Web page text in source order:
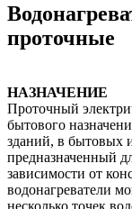
проточные
НАЗНАЧЕНИЕ
Проточный
бытового
зданий, в бытовых
предназначенный
зависимости от
водонагреватели
несколько точек